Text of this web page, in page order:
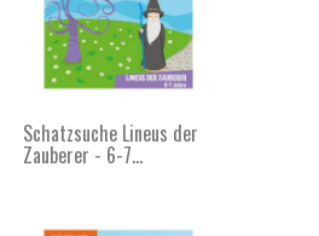
Schatzsuche Lineus der
Zauberer - 6-7...